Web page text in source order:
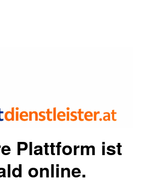
Plattform ist
online.